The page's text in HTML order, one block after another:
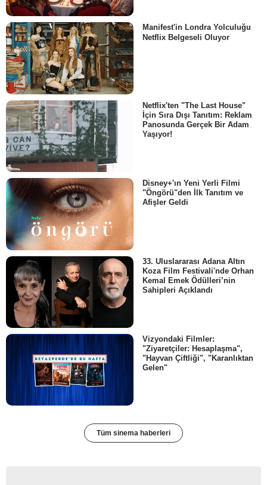
Manifest'in Londra Yolculuğu
Netflix Belgeseli Oluyor
Netflix'ten "The Last House"
İçin Sıra Dışı Tanıtım: Reklam
Panosunda Gerçek Bir Adam
Yaşıyor!
Disney+'ın Yeni Yerli Filmi
"Öngörü"den İlk Tanıtım ve
Afişler Geldi
33. Uluslararası Adana Altın
Koza Film Festivali'nde Orhan
Kemal Emek Ödülleri’nin
Sahipleri Açıklandı
Vizyondaki Filmler:
"Ziyaretçiler: Hesaplaşma",
"Hayvan Çiftliği", "Karanlıktan
Gelen"
Tüm sinema haberleri